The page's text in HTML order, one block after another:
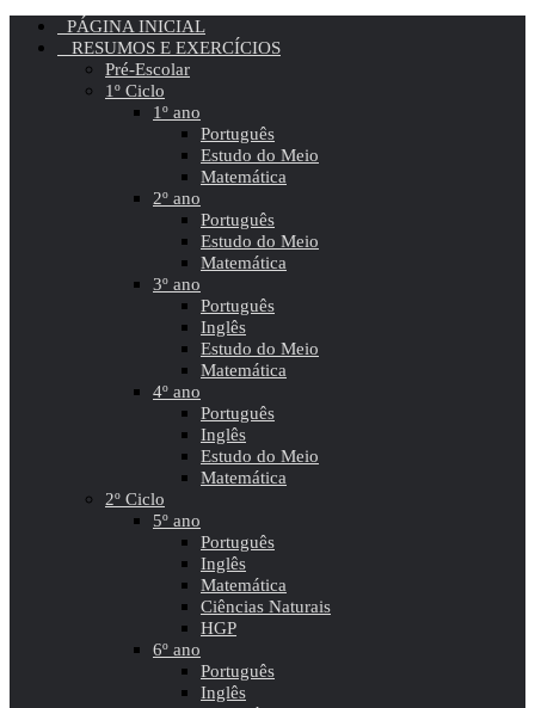
PÁGINA INICIAL
RESUMOS E EXERCÍCIOS
Pré-Escolar
1º Ciclo
1º ano
Português
Estudo do Meio
Matemática
2º ano
Português
Estudo do Meio
Matemática
3º ano
Português
Inglês
Estudo do Meio
Matemática
4º ano
Português
Inglês
Estudo do Meio
Matemática
2º Ciclo
5º ano
Português
Inglês
Matemática
Ciências Naturais
HGP
6º ano
Português
Inglês